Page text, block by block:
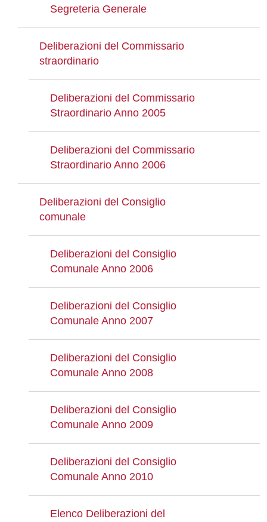
Segreteria Generale
Deliberazioni del Commissario
straordinario
Deliberazioni del Commissario
Straordinario Anno 2005
Deliberazioni del Commissario
Straordinario Anno 2006
Deliberazioni del Consiglio
comunale
Deliberazioni del Consiglio
Comunale Anno 2006
Deliberazioni del Consiglio
Comunale Anno 2007
Deliberazioni del Consiglio
Comunale Anno 2008
Deliberazioni del Consiglio
Comunale Anno 2009
Deliberazioni del Consiglio
Comunale Anno 2010
Elenco Deliberazioni del